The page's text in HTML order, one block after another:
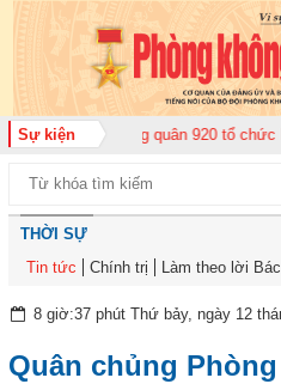
Sự kiện
đoàn Không quân 920 tổ chức Lễ
THỜI SỰ
Tin tức
Chính trị Làm theo lời Bác
8 giờ:37 phút Thứ bảy, ngày 12
Quân chủng